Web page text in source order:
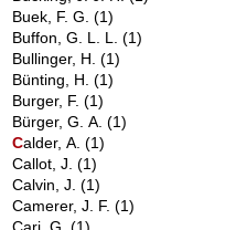
Buek, F. G.(1)
Buffon, G. L. L.(1)
Bullinger, H.(1)
Bünting, H.(1)
Burger, F.(1)
Bürger, G. A.(1)
Calder, A.(1)
Callot, J.(1)
Calvin, J.(1)
Camerer, J. F.(1)